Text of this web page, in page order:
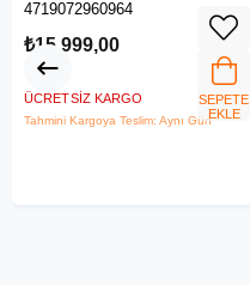
4719072960964
₺15.999,00
ÜCRETSIZ KARGO
Tahmini Kargoya Teslim: Aynı Gün
SEPETE
EKLE